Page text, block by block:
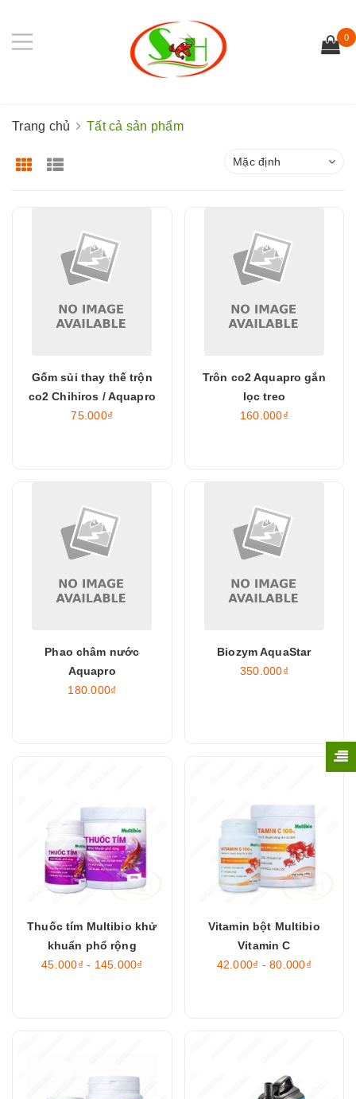
0
Trang chủ Tất cả sản phẩm
Mặc định
Gốm sủi thay thế trộn
co2 Chihiros / Aquapro
75.000₫
Trôn co2 Aquapro gắn
lọc treo
160.000₫
Phao châm nước
Aquapro
180.000₫
Biozym AquaStar
350.000₫
Thuốc tím Multibio khử
khuẩn phổ rộng
45.000₫ - 145.000₫
Vitamin bột Multibio
Vitamin C
42.000₫ - 80.000₫